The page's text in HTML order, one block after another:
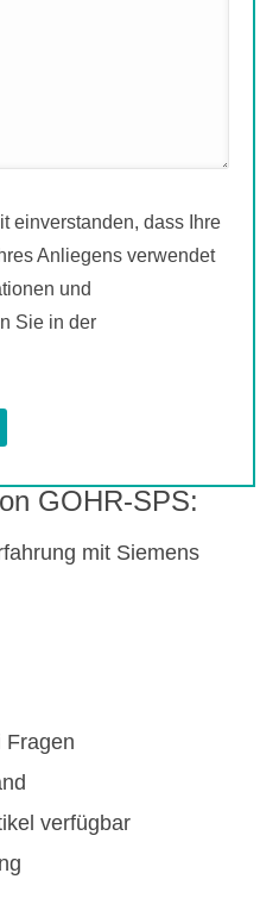
einverstanden, dass Ihre
Anliegens verwendet
und
Sie in der
GOHR-SPS:
mit Siemens
Fragen
verfügbar